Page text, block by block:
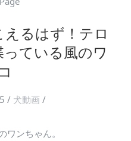
るはず！テロ
ている風のワ
/ 犬動画 /
ンちゃん。